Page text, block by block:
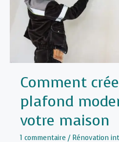
lumineuse
Comment
plafond
votre maison
1 commentaire / Rénovation